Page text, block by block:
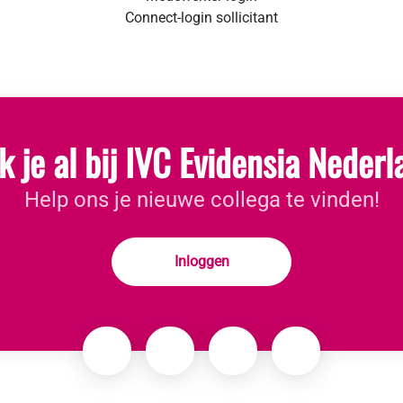
Connect-login sollicitant
je al bij IVC Evidensia
Help ons je nieuwe collega te vinden!
Inloggen